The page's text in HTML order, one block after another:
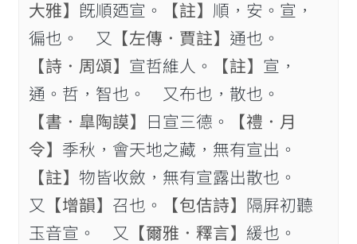
大雅】 旣順廼宣。 【註】 順，安。宣，
徧也。 又
【左傳．賈註】 通也。
【詩．周頌】 宣哲維人。 【註】 宣，
通。哲，智也。 又布也，散也。
【書．臯陶謨】
日宣三德。
【禮．月
令】 季秋，會天地之藏，無有宣出。
【註】 物皆收斂，無有宣露出散也。
又
【增韻】 召也。 【包佶詩】 隔屛初聽
玉音宣。 又
【爾雅．釋言】 緩也。